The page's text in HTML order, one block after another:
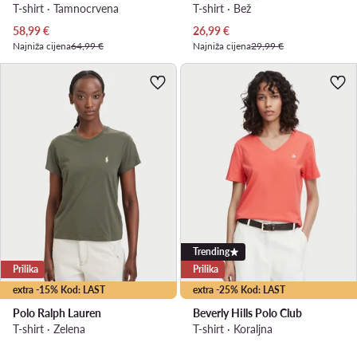
T-shirt · Tamnocrvena
Trenutna cijena
58,99€
Najniža cijena64,99 €
T-shirt · Bež
Trenutna cijena
26,99€
Najniža cijena29,99 €
extra -15% Kod: LAST
Prilika
Polo Ralph Lauren
T-shirt · Zelena
extra -25% Kod: LAST
Trending
Prilika
Beverly Hills Polo Club
T-shirt · Koraljna